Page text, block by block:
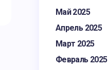
Май 2025
Апрель 2025
Март 2025
Февраль 2025